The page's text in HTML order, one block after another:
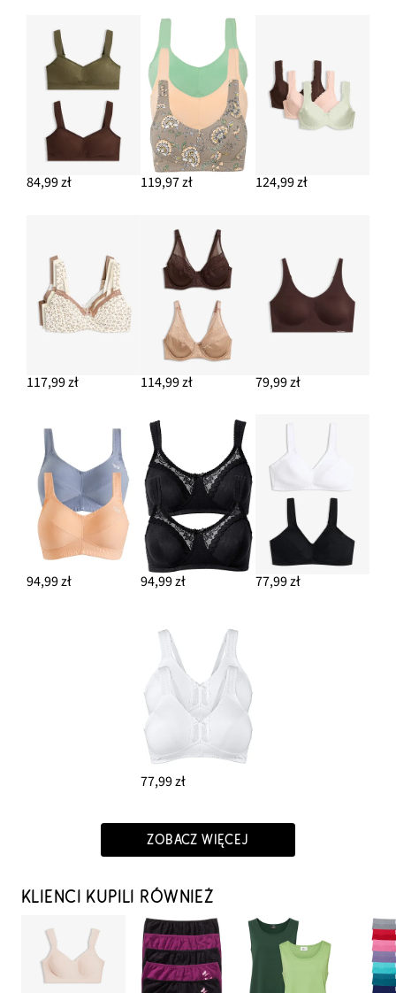
84,99 zł 119,97 zł 124,99 zł
117,99 zł 114,99 zł 79,99 zł
94,99 zł 94,99 zł 77,99 zł
77,99 zł
ZOBACZ WIĘCEJ
KLIENCI KUPILI RÓWNIEŻ